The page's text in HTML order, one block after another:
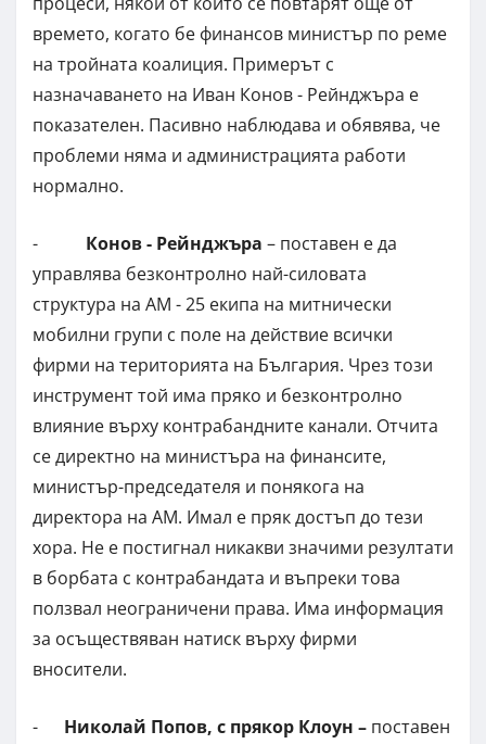
времето, когато бе финансов министър по реме
на тройната коалиция. Примерът с
назначаването на Иван Конов - Рейнджъра е
показателен. Пасивно наблюдава и обявява, че
проблеми няма и администрацията работи
нормално.
- Конов - Рейнджъра – поставен е да
управлява безконтролно най-силовата
структура на АМ - 25 екипа на митнически
мобилни групи с поле на действие всички
фирми на територията на България. Чрез този
инструмент той има пряко и безконтролно
влияние върху контрабандните канали. Отчита
се директно на министъра на финансите,
министър-председателя и понякога на
директора на АМ. Имал е пряк достъп до тези
хора. Не е постигнал никакви значими резултати
в борбата с контрабандата и въпреки това
ползвал неограничени права. Има информация
за осъществяван натиск върху фирми
вносители.
- Николай Попов, с прякор Клоун – поставен